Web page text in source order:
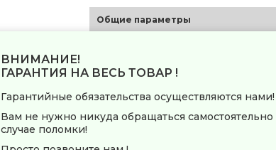
Общие параметры
Основной цвет
ВНИМАНИЕ!
ГАРАНТИЯ НА ВЕСЬ ТОВАР !
Гарантийные обязательства осуществляются нами!
Вам не нужно никуда обращаться самостоятельно
случае поломки!